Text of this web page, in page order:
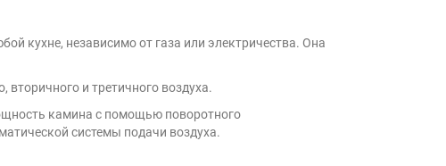
кухне, независимо от газа или электричества. Она
и третичного воздуха.
камина с помощью поворотного
системы подачи воздуха.